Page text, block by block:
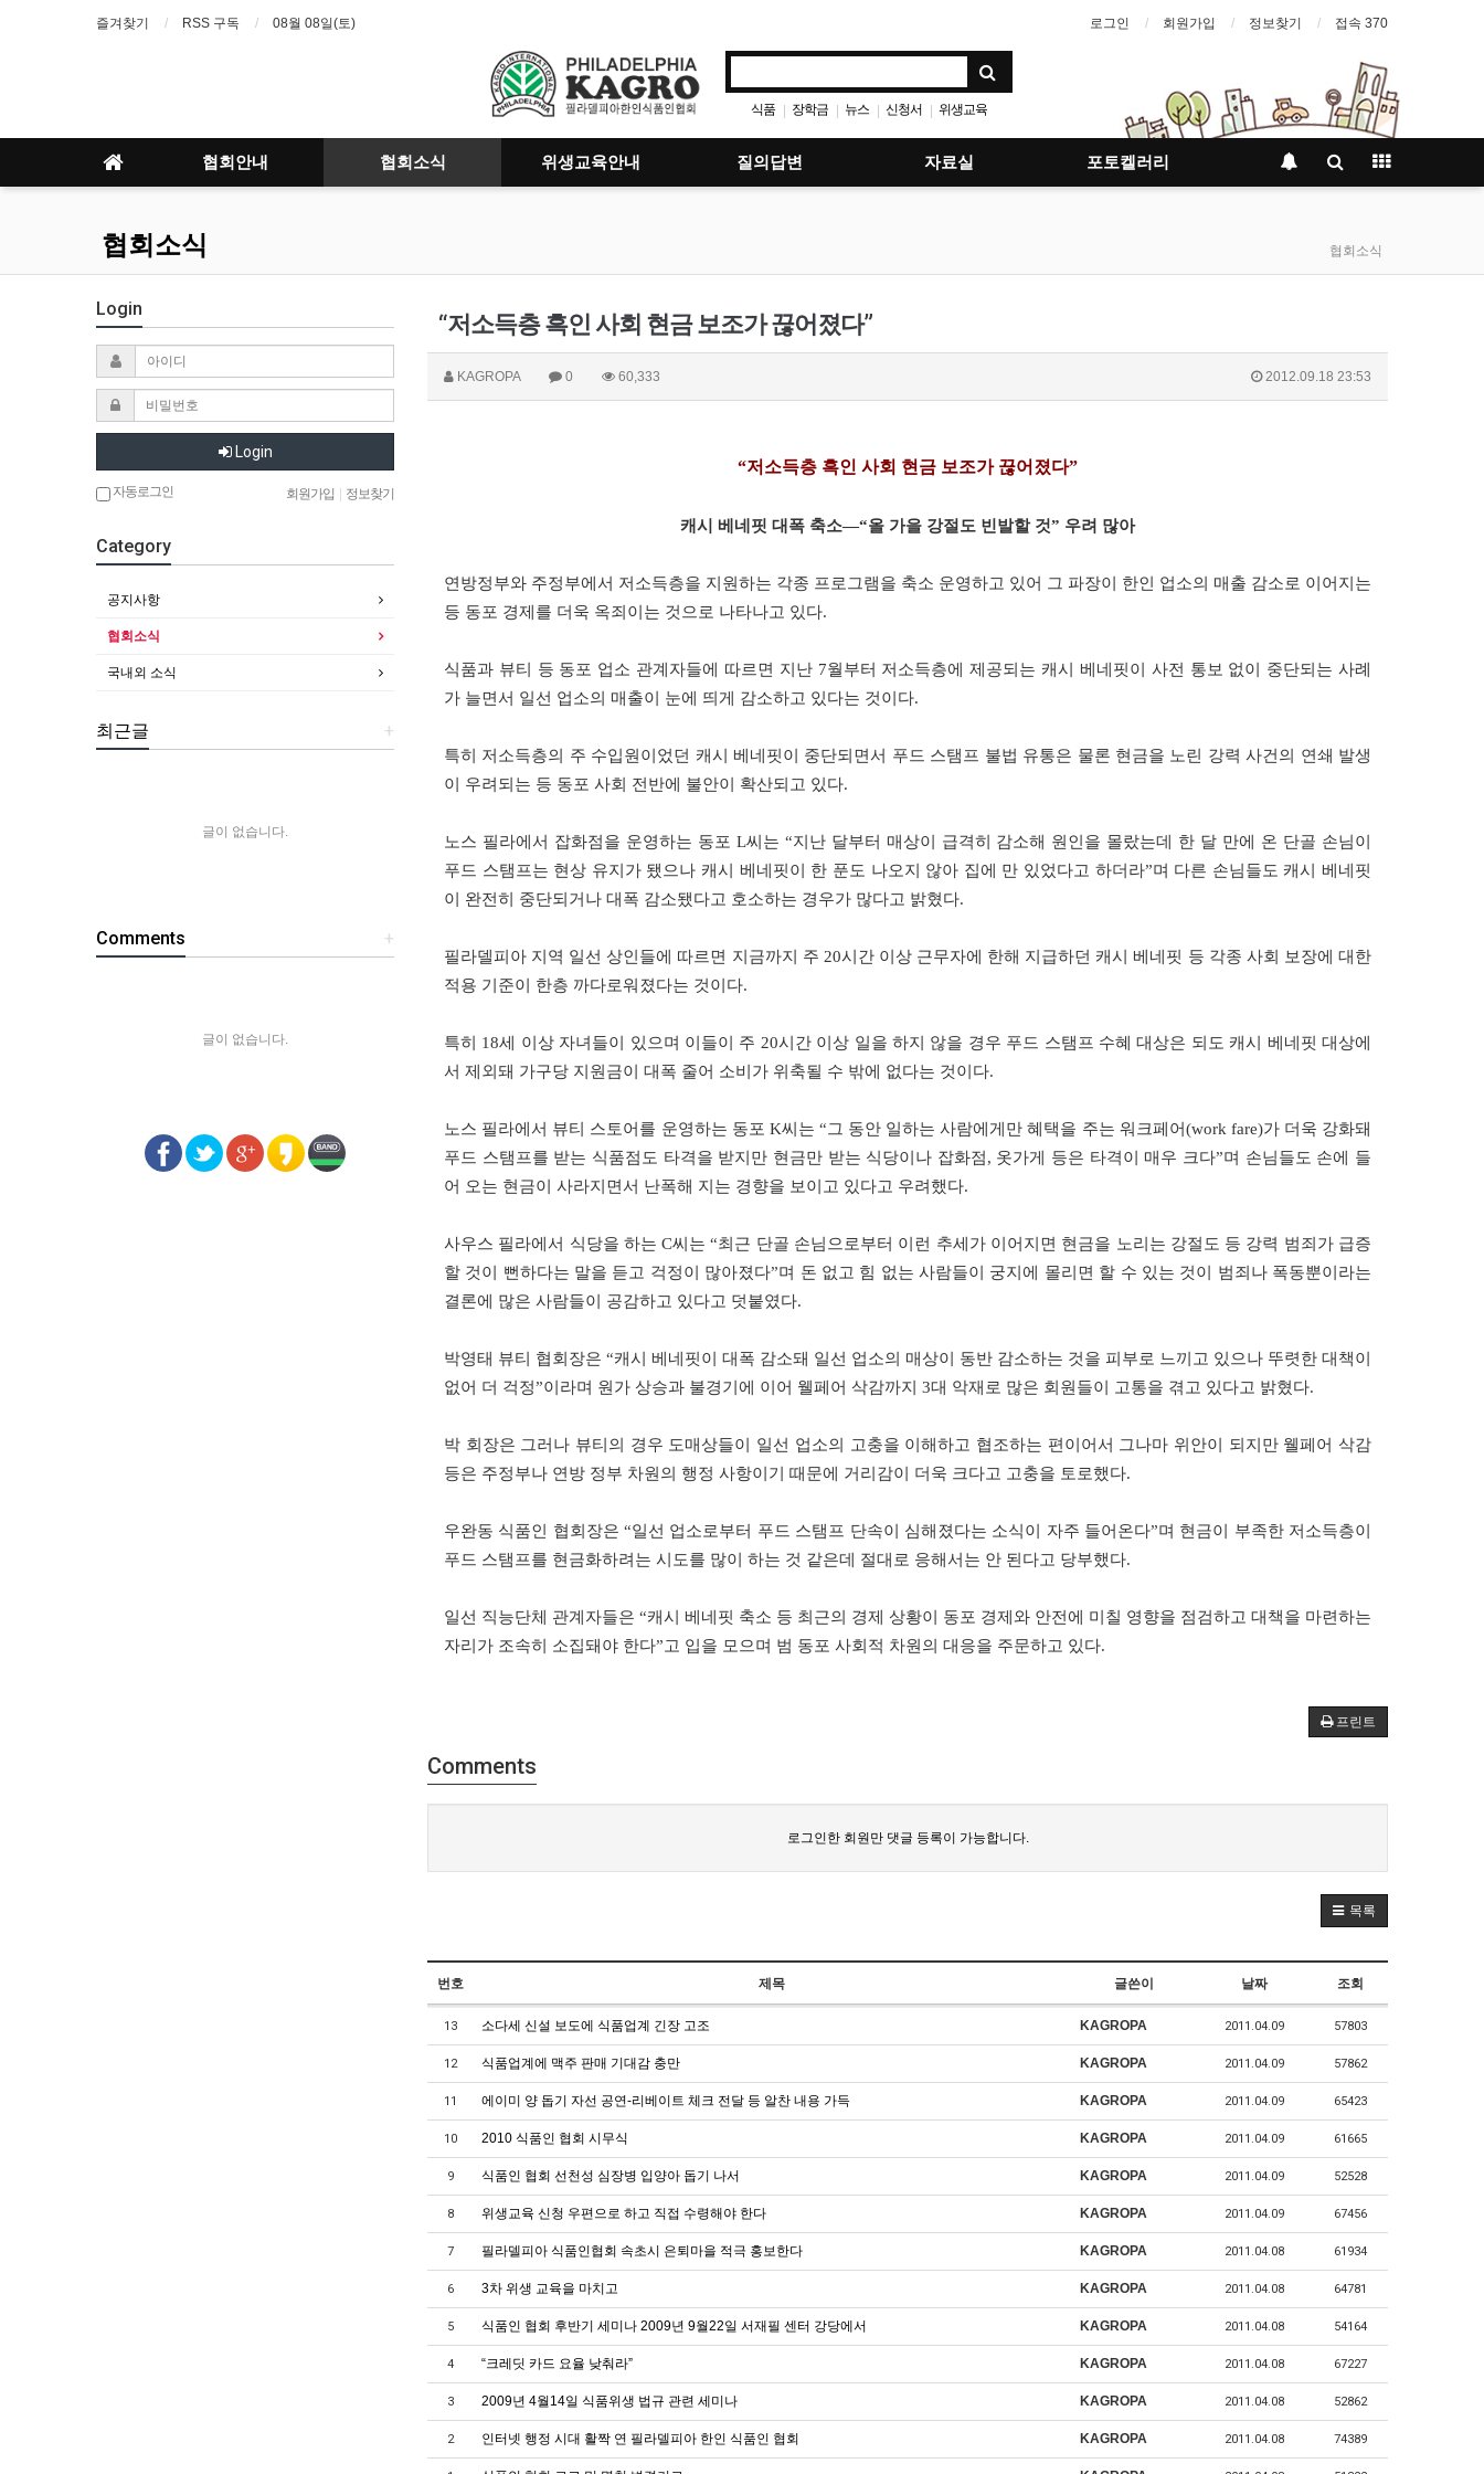
즐겨찾기 RSS 구독 08월 08일(토) 로그인 회원가입 정보찾기 접속 370
식품 | 장학금 | 뉴스 | 신청서 | 위생교육
협회안내 협회소식 위생교육안내 질의답변 자료실 포토켈러리
협회소식 협회소식
“저소득층 흑인 사회 현금 보조가 끊어졌다”
KAGROPA 0 60,333 2012.09.18 23:53
“저소득층 흑인 사회 현금 보조가 끊어졌다”
캐시 베네핏 대폭 축소—“올 가을 강절도 빈발할 것” 우려 많아
연방정부와 주정부에서 저소득층을 지원하는 각종 프로그램을 축소 운영하고 있어 그 파장이 한인 업소의 매출 감소로 이어지는
등 동포 경제를 더욱 옥죄이는 것으로 나타나고 있다.
식품과 뷰티 등 동포 업소 관계자들에 따르면 지난 7월부터 저소득층에 제공되는 캐시 베네핏이 사전 통보 없이 중단되는 사례
가 늘면서 일선 업소의 매출이 눈에 띄게 감소하고 있다는 것이다.
특히 저소득층의 주 수입원이었던 캐시 베네핏이 중단되면서 푸드 스탬프 불법 유통은 물론 현금을 노린 강력 사건의 연쇄 발생
이 우려되는 등 동포 사회 전반에 불안이 확산되고 있다.
노스 필라에서 잡화점을 운영하는 동포 L씨는 “지난 달부터 매상이 급격히 감소해 원인을 몰랐는데 한 달 만에 온 단골 손님이
푸드 스탬프는 현상 유지가 됐으나 캐시 베네핏이 한 푼도 나오지 않아 집에 만 있었다고 하더라”며 다른 손님들도 캐시 베네핏
이 완전히 중단되거나 대폭 감소됐다고 호소하는 경우가 많다고 밝혔다.
필라델피아 지역 일선 상인들에 따르면 지금까지 주 20시간 이상 근무자에 한해 지급하던 캐시 베네핏 등 각종 사회 보장에 대한
적용 기준이 한층 까다로워졌다는 것이다.
특히 18세 이상 자녀들이 있으며 이들이 주 20시간 이상 일을 하지 않을 경우 푸드 스탬프 수혜 대상은 되도 캐시 베네핏 대상에
서 제외돼 가구당 지원금이 대폭 줄어 소비가 위축될 수 밖에 없다는 것이다.
노스 필라에서 뷰티 스토어를 운영하는 동포 K씨는 “그 동안 일하는 사람에게만 혜택을 주는 워크페어(work fare)가 더욱 강화돼
푸드 스탬프를 받는 식품점도 타격을 받지만 현금만 받는 식당이나 잡화점, 옷가게 등은 타격이 매우 크다”며 손님들도 손에 들
어 오는 현금이 사라지면서 난폭해 지는 경향을 보이고 있다고 우려했다.
사우스 필라에서 식당을 하는 C씨는 “최근 단골 손님으로부터 이런 추세가 이어지면 현금을 노리는 강절도 등 강력 범죄가 급증
할 것이 뻔하다는 말을 듣고 걱정이 많아졌다”며 돈 없고 힘 없는 사람들이 궁지에 몰리면 할 수 있는 것이 범죄나 폭동뿐이라는
결론에 많은 사람들이 공감하고 있다고 덧붙였다.
박영태 뷰티 협회장은 “캐시 베네핏이 대폭 감소돼 일선 업소의 매상이 동반 감소하는 것을 피부로 느끼고 있으나 뚜렷한 대책이
없어 더 걱정”이라며 원가 상승과 불경기에 이어 웰페어 삭감까지 3대 악재로 많은 회원들이 고통을 겪고 있다고 밝혔다.
박 회장은 그러나 뷰티의 경우 도매상들이 일선 업소의 고충을 이해하고 협조하는 편이어서 그나마 위안이 되지만 웰페어 삭감
등은 주정부나 연방 정부 차원의 행정 사항이기 때문에 거리감이 더욱 크다고 고충을 토로했다.
우완동 식품인 협회장은 “일선 업소로부터 푸드 스탬프 단속이 심해졌다는 소식이 자주 들어온다”며 현금이 부족한 저소득층이
푸드 스탬프를 현금화하려는 시도를 많이 하는 것 같은데 절대로 응해서는 안 된다고 당부했다.
일선 직능단체 관계자들은 “캐시 베네핏 축소 등 최근의 경제 상황이 동포 경제와 안전에 미칠 영향을 점검하고 대책을 마련하는
자리가 조속히 소집돼야 한다”고 입을 모으며 범 동포 사회적 차원의 대응을 주문하고 있다.
프린트
Comments
로그인한 회원만 댓글 등록이 가능합니다.
목록
번호 제목 글쓴이 날짜 조회
13 소다세 신설 보도에 식품업계 긴장 고조 KAGROPA 2011.04.09 57803
12 식품업계에 맥주 판매 기대감 충만 KAGROPA 2011.04.09 57862
11 에이미 양 돕기 자선 공연-리베이트 체크 전달 등 알찬 내용 가득 KAGROPA 2011.04.09 65423
10 2010 식품인 협회 시무식 KAGROPA 2011.04.09 61665
9 식품인 협회 선천성 심장병 입양아 돕기 나서 KAGROPA 2011.04.09 52528
8 위생교육 신청 우편으로 하고 직접 수령해야 한다 KAGROPA 2011.04.09 67456
7 필라델피아 식품인협회 속초시 은퇴마을 적극 홍보한다 KAGROPA 2011.04.08 61934
6 3차 위생 교육을 마치고 KAGROPA 2011.04.08 64781
5 식품인 협회 후반기 세미나 2009년 9월22일 서재필 센터 강당에서 KAGROPA 2011.04.08 54164
4 “크레딧 카드 요율 낮춰라” KAGROPA 2011.04.08 67227
3 2009년 4월14일 식품위생 법규 관련 세미나 KAGROPA 2011.04.08 52862
2 인터넷 행정 시대 활짝 연 필라델피아 한인 식품인 협회 KAGROPA 2011.04.08 74389
Login
Login
자동로그인 회원가입 정보찾기
Category
공지사항
협회소식
국내외 소식
+
최근글
글이 없습니다.
+
Comments
글이 없습니다.